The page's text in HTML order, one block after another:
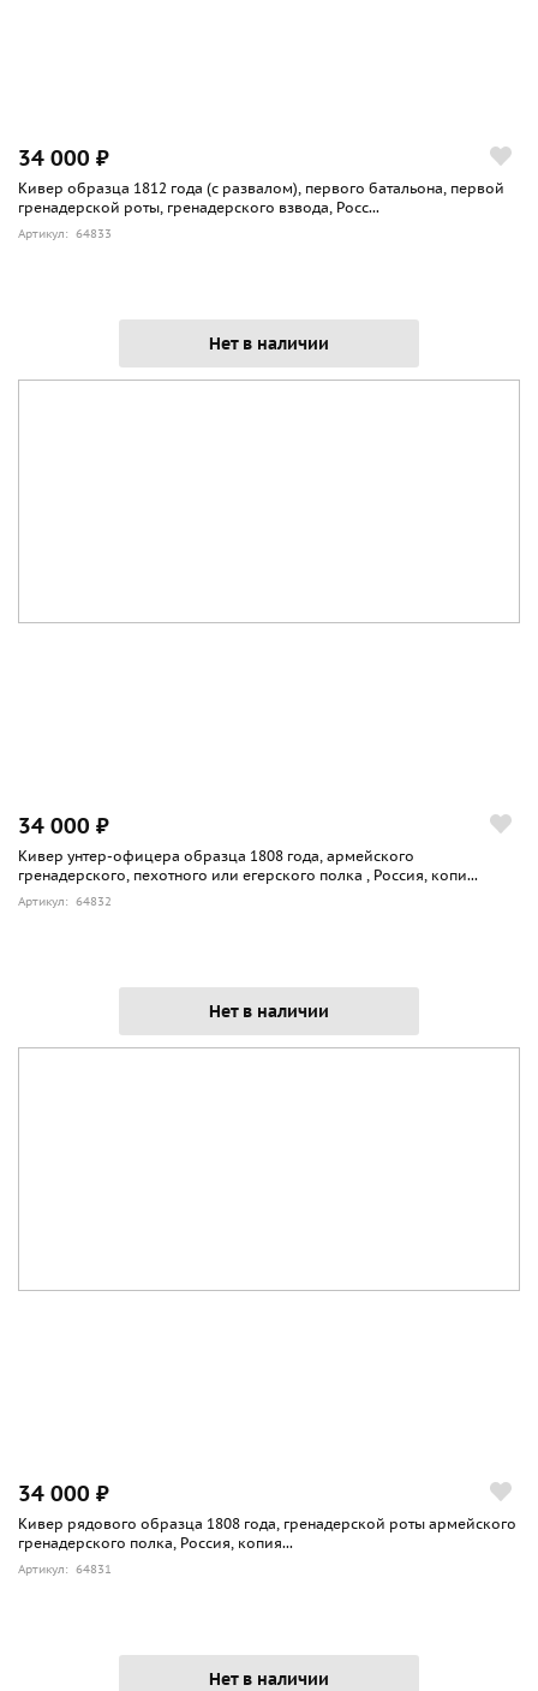
34 000 ₽
Кивер образца 1812 года (с развалом), первого батальона, первой
гренадерской роты, гренадерского взвода, Росс...
Артикул: 64833
Нет в наличии
34 000 ₽
Кивер унтер-офицера образца 1808 года, армейского
гренадерского, пехотного или егерского полка , Россия, копи...
Артикул: 64832
Нет в наличии
34 000 ₽
Кивер рядового образца 1808 года, гренадерской роты армейского
гренадерского полка, Россия, копия...
Артикул: 64831
Нет в наличии